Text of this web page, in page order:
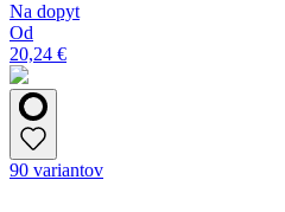
Na dopyt
Od
20,24 €
90 variantov